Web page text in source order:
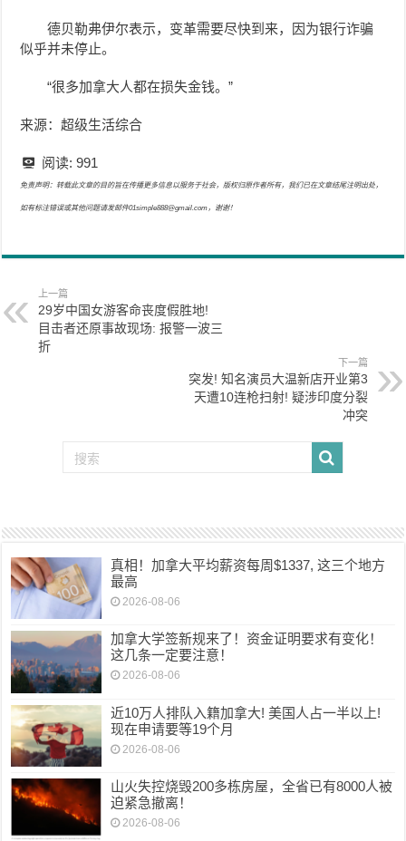
德贝勒弗伊尔表示，变革需要尽快到来，因为银行诈骗
似乎并未停止。
“很多加拿大人都在损失金钱。”
来源：超级生活综合
阅读: 991
免责声明：转载此文章的目的旨在传播更多信息以服务于社会，版权归原作者所有，我们已在文章结尾注明出处，
如有标注错误或其他问题请发邮件01simple888@gmail.com，谢谢！
上一篇
29岁中国女游客命丧度假胜地!
目击者还原事故现场: 报警一波三
折
下一篇
突发! 知名演员大温新店开业第3
天遭10连枪扫射! 疑涉印度分裂
冲突
真相！加拿大平均薪资每周$1337, 这三个地方
最高
2026-08-06
加拿大学签新规来了！资金证明要求有变化！
这几条一定要注意！
2026-08-06
近10万人排队入籍加拿大! 美国人占一半以上!
现在申请要等19个月
2026-08-06
山火失控烧毁200多栋房屋，全省已有8000人被
迫紧急撤离！
2026-08-06